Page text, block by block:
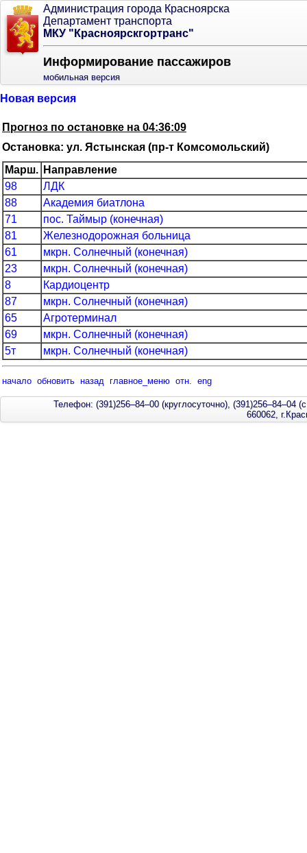
Администрация города Красноярска
Департамент транспорта
МКУ "Красноярскгортранс"
Информирование пассажиров
мобильная версия
Новая версия
Прогноз по остановке на 04:36:09
Остановка: ул. Ястынская (пр-т Комсомольский)
Марш. Направление
98
ЛДК
88
Академия биатлона
71
пос. Таймыр (конечная)
81
Железнодорожная больница
61
мкрн. Солнечный (конечная)
23
мкрн. Солнечный (конечная)
8
Кардиоцентр
87
мкрн. Солнечный (конечная)
65
Агротерминал
69
мкрн. Солнечный (конечная)
5т
мкрн. Солнечный (конечная)
начало обновить назад главное_меню отн. eng
Телефон: (391)256–84–00 (круглосуточно), (391)256–84–04
660062,